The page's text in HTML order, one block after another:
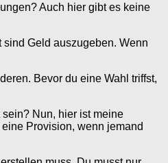
Auch hier gibt es keine
Geld auszugeben. Wenn
Bevor du eine Wahl triffst,
Nun, hier ist meine
Provision, wenn jemand